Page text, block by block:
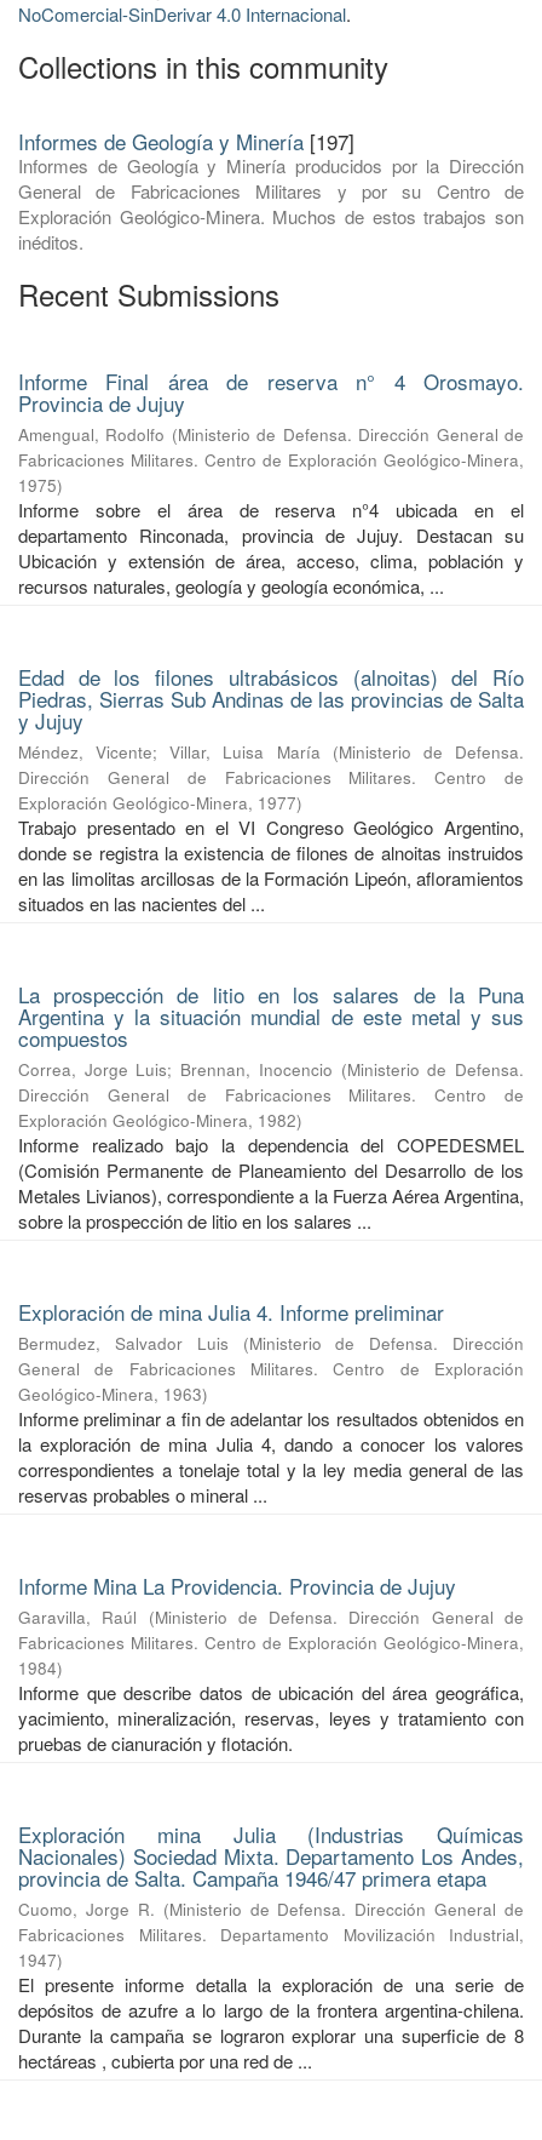
NoComercial-SinDerivar 4.0 Internacional.
Collections in this community
Informes de Geología y Minería [197]
Informes de Geología y Minería producidos por la Dirección
General de Fabricaciones Militares y por su Centro de
Exploración Geológico-Minera. Muchos de estos trabajos son
inéditos.
Recent Submissions
Informe Final área de reserva n° 4 Orosmayo.
Provincia de Jujuy
Amengual, Rodolfo (Ministerio de Defensa. Dirección General de
Fabricaciones Militares. Centro de Exploración Geológico-Minera,
1975)
Informe sobre el área de reserva n°4 ubicada en el
departamento Rinconada, provincia de Jujuy. Destacan su
Ubicación y extensión de área, acceso, clima, población y
recursos naturales, geología y geología económica, ...
Edad de los filones ultrabásicos (alnoitas) del Río
Piedras, Sierras Sub Andinas de las provincias de Salta
y Jujuy
Méndez, Vicente;Villar, Luisa María (Ministerio de Defensa.
Dirección General de Fabricaciones Militares. Centro de
Exploración Geológico-Minera, 1977)
Trabajo presentado en el VI Congreso Geológico Argentino,
donde se registra la existencia de filones de alnoitas instruidos
en las limolitas arcillosas de la Formación Lipeón, afloramientos
situados en las nacientes del ...
La prospección de litio en los salares de la Puna
Argentina y la situación mundial de este metal y sus
compuestos
Correa, Jorge Luis; Brennan, Inocencio (Ministerio de Defensa.
Dirección General de Fabricaciones Militares. Centro de
Exploración Geológico-Minera, 1982)
Informe realizado bajo la dependencia del COPEDESMEL
(Comisión Permanente de Planeamiento del Desarrollo de los
Metales Livianos), correspondiente a la Fuerza Aérea Argentina,
sobre la prospección de litio en los salares ...
Exploración de mina Julia 4. Informe preliminar
Bermudez, Salvador Luis (Ministerio de Defensa. Dirección
General de Fabricaciones Militares. Centro de Exploración
Geológico-Minera, 1963)
Informe preliminar a fin de adelantar los resultados obtenidos en
la exploración de mina Julia 4, dando a conocer los valores
correspondientes a tonelaje total y la ley media general de las
reservas probables o mineral ...
Informe Mina La Providencia. Provincia de Jujuy
Garavilla, Raúl (Ministerio de Defensa. Dirección General de
Fabricaciones Militares. Centro de Exploración Geológico-Minera,
1984)
Informe que describe datos de ubicación del área geográfica,
yacimiento, mineralización, reservas, leyes y tratamiento con
pruebas de cianuración y flotación.
Exploración mina Julia (Industrias Químicas
Nacionales) Sociedad Mixta. Departamento Los Andes,
provincia de Salta. Campaña 1946/47 primera etapa
Cuomo, Jorge R. (Ministerio de Defensa. Dirección General de
Fabricaciones Militares. Departamento Movilización Industrial,
1947)
El presente informe detalla la exploración de una serie de
depósitos de azufre a lo largo de la frontera argentina-chilena.
Durante la campaña se lograron explorar una superficie de 8
hectáreas , cubierta por una red de ...